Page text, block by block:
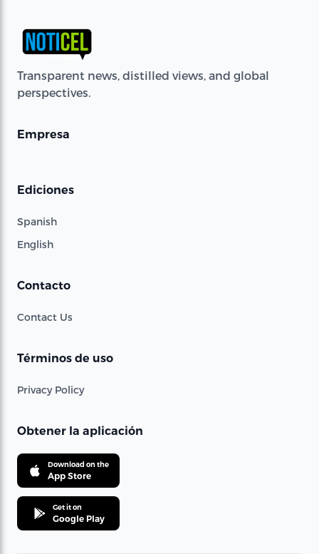
Transparent news, distilled views, and global
perspectives.
Empresa
Ediciones
Spanish
English
Contacto
Contact Us
Términos de uso
Privacy Policy
Obtener la aplicación
Download on the
App Store
Get it on
Google Play